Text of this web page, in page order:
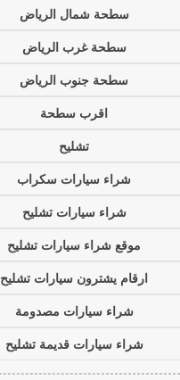
سطحة شمال الرياض
سطحة غرب الرياض
سطحة جنوب الرياض
اقرب سطحة
تشليح
شراء سيارات سكراب
شراء سيارات تشليح
موقع شراء سيارات تشليح
ارقام يشترون سيارات تشليح
شراء سيارات مصدومة
شراء سيارات قديمة تشليح